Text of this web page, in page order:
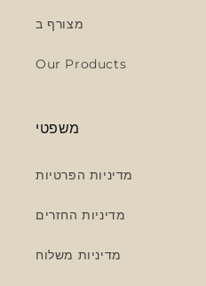
מצורף ב
Our Products
משפטי
מדיניות הפרטיות
מדיניות החזרים
מדיניות משלוח